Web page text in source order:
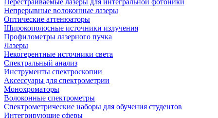
Перестраиваемые лазеры для интегральной фотоники
Непрерывные волоконные лазеры
Оптические аттенюаторы
Широкополосные источники излучения
Профилометры лазерного пучка
Лазеры
Некогерентные источники света
Спектральный анализ
Инструменты спектроскопии
Аксессуары для спектрометрии
Монохроматоры
Волоконные спектрометры
Спектрометрические наборы для обучения студентов
Интегрирующие сферы